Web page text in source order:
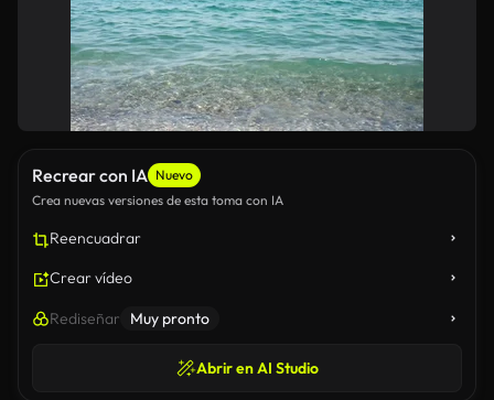
Recrear con IA Nuevo
Crea nuevas versiones de esta toma con IA
Reencuadrar
Crear vídeo
Rediseñar Muy pronto
Abrir en AI Studio